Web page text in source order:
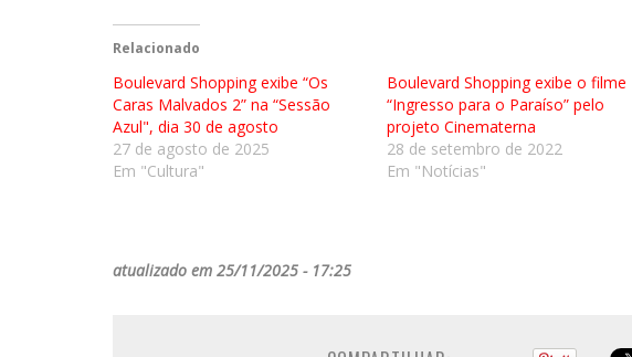
Relacionado
Boulevard Shopping exibe “Os
Caras Malvados 2” na “Sessão
Azul", dia 30 de agosto
27 de agosto de 2025
Em "Cultura"
Boulevard Shopping exibe o filme
“Ingresso para o Paraíso” pelo
projeto Cinematerna
28 de setembro de 2022
Em "Notícias"
atualizado em 25/11/2025 - 17:25